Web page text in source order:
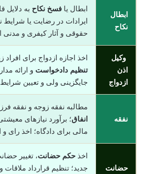
ابطال
نکاح
ابطال یا فسخ نکاح به دلایل
ایرادات در رضایت یا شرایط
حقوقی و آثار کیفری و مدنی
وکیل
اذن
ازدواج
اخذ اجازه ازدواج برای افراد
تنظیم دادخواست و ارائه
جایگزینی ولی و تعیین
نفقه
مطالبه نفقه زوجه و نفقه
انفاق؛ برآورد نیازهای
مالی برای دادگاه؛ اخذ رای
حضانت
اخذ حکم حضانت، تغییر
جدید؛ تنظیم قرارداد ملاقات